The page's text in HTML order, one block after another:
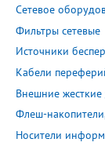
Сетевое
Фильтры сетевые
Источники
Кабели
Внешние
Флеш-
Носители